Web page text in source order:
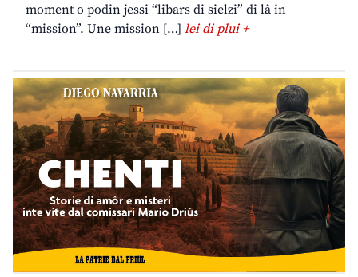
moment o podin jessi “libars di sielzi” di lâ in
“mission”. Une mission […] lei di plui +